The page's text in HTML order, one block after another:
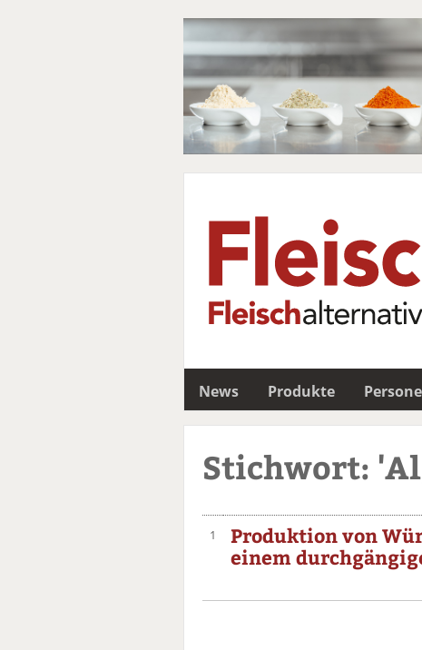
News Produkte
Stichwort:
1 Produktion von
einem